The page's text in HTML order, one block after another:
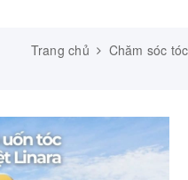
Trang chủ Chăm sóc